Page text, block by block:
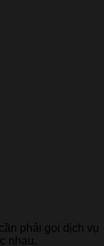
phải gọi dịch vụ
nhau.